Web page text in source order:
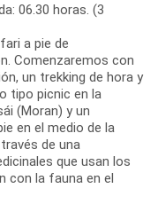
06.30 horas. (3
a pie de
Comenzaremos con
un trekking de hora y
tipo picnic en la
(Moran) y un
en el medio de la
de una
que usan los
con la fauna en el